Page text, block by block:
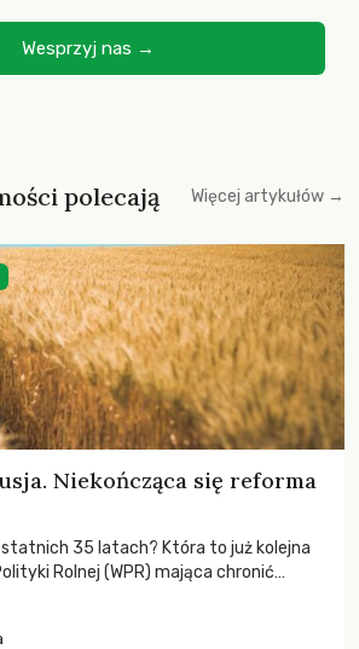
Wesprzyj nas →
polecają Więcej artykułów →
Niekończąca się reforma
35 latach? Która to już kolejna
Rolnej (WPR) mająca chronić